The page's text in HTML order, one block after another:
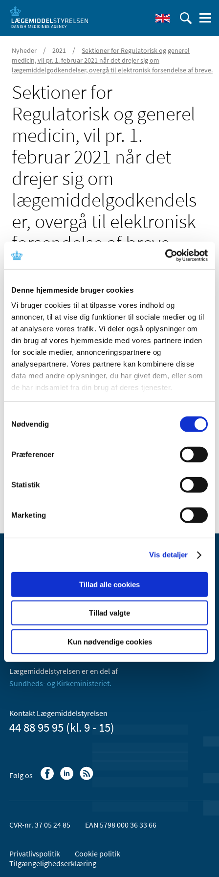
Denne hjemmeside bruger cookies
Vi bruger cookies til at tilpasse vores indhold og
annoncer, til at vise dig funktioner til sociale medier og til
at analysere vores trafik. Vi deler også oplysninger om
din brug af vores hjemmeside med vores partnere inden
for sociale medier, annonceringspartnere og
analysepartnere. Vores partnere kan kombinere disse
data med andre oplysninger, du har givet dem, eller som
de har indsamlet fra din brug af deres tjenester.
Nødvendig
Præferencer
Statistik
Marketing
Vis detaljer
Tillad alle cookies
Tillad valgte
Kun nødvendige cookies
Nyheder / 2021 /
Sektioner for Regulatorisk og generel
medicin, vil pr. 1. februar 2021 når det drejer sig om
lægemiddelgodkendelser, overgå til elektronisk forsendelse af breve.
Sektioner for
Regulatorisk og generel
medicin, vil pr. 1.
februar 2021 når det
drejer sig om
lægemiddelgodkendels
er, overgå til elektronisk
forsendelse af breve.
29. januar 2021
Lægemiddelstyrelsens sektioner for Regulatorisk og
generel medicin samt Sagsstyring, vilpr. 1. februar 2021
når det drejer sig om lægemiddelgodkendelser, overgå til
elektronisk forsendelse af breve.
Danske modtagere vil fortsat, som i dag, modtage
elektronisk post via Digital Post løsningen. Praksis
ændres for udenlandske modtagere som fremover vil
modtage post fra Lægemiddelstyrelsen via Eudralink.
Hvis man ikke allerede har en EudraLink-adgang
Læs mere
ansøgningsskemaet
Axel Heides Gade 1
2300 København S
Lægemiddelstyrelsen er en del af
Sundheds- og Kirkeministeriet.
Kontakt Lægemiddelstyrelsen
44 88 95 95 (kl. 9 - 15)
Følg os
CVR-nr. 37 05 24 85 EAN 5798 000 36 33 66
Privatlivspolitik
Cookie politik
Tilgængelighedserklæring